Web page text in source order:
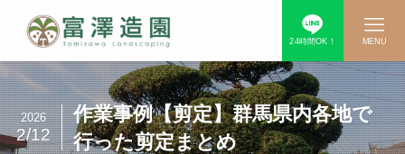
24時間OK！ MENU
作業事例【剪定】群馬県内各地で
行った剪定まとめ
2026
2/12